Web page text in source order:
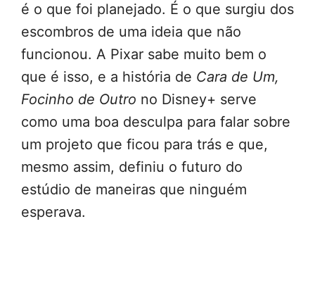
é o que foi planejado. É o que surgiu dos
escombros de uma ideia que não
funcionou. A Pixar sabe muito bem o
que é isso, e a história de Cara de Um,
Focinho de Outro no Disney+ serve
como uma boa desculpa para falar sobre
um projeto que ficou para trás e que,
mesmo assim, definiu o futuro do
estúdio de maneiras que ninguém
esperava.